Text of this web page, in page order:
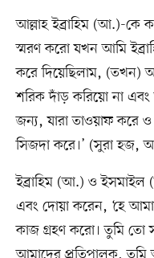
আল্লাহ ইব্রাহিম (আ.)-কে
স্মরণ করো যখন আমি
করে দিয়েছিলাম, (তখন)
শরিক দাঁড় করিয়ো না
জন্য, যারা তাওয়াফ করে
সিজদা করে।’ (সুরা হজ,
ইব্রাহিম (আ.) ও ইসমাইল
এবং দোয়া করেন, ‘হে
কাজ গ্রহণ করো। তুমি